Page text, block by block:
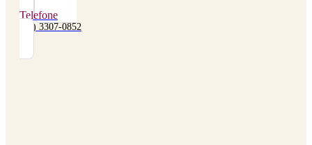
Telefone
(48) 3307-0852